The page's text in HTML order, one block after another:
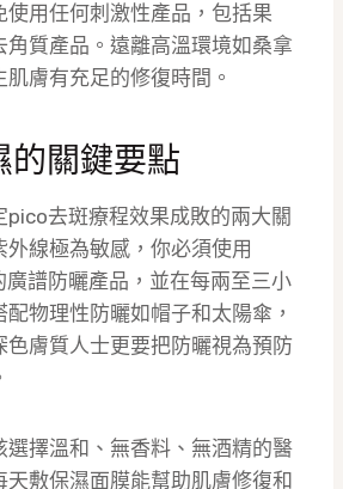
使用任何刺激性產品，包括果
角質產品。遠離高溫環境如桑拿
膚有充足的修復時間。
的關鍵要點
pico去斑療程效果成敗的兩大關
線極為敏感，你必須使用
廣譜防曬產品，並在每兩至三小
物理性防曬如帽子和太陽傘，
色膚質人士更要把防曬視為預防
選擇溫和、無香料、無酒精的醫
天敷保濕面膜能幫助肌膚修復和